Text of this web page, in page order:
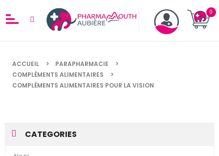
ACCUEIL
PARAPHARMACIE
COMPLÉMENTS ALIMENTAIRES
COMPLÉMENTS ALIMENTAIRES POUR LA VISION
CATEGORIES